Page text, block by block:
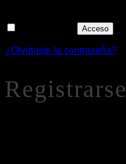
Acceso
¿Olvidaste la contraseña?
Registrarse